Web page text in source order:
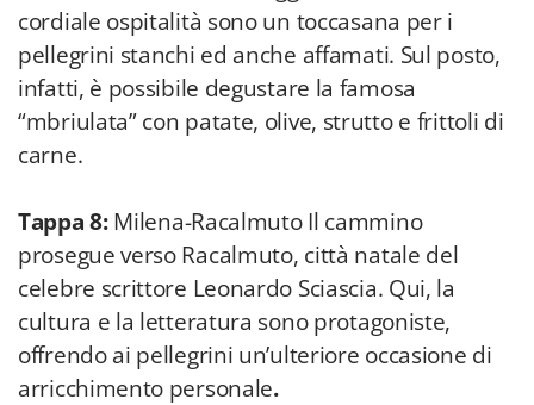
cordiale ospitalità sono un toccasana per i
pellegrini stanchi ed anche affamati. Sul posto,
infatti, è possibile degustare la famosa
“mbriulata” con patate, olive, strutto e frittoli di
carne.
Tappa 8:Milena-Racalmuto Il cammino
prosegue verso Racalmuto, città natale del
celebre scrittore Leonardo Sciascia. Qui, la
cultura e la letteratura sono protagoniste,
offrendo ai pellegrini un’ulteriore occasione di
arricchimento personale.